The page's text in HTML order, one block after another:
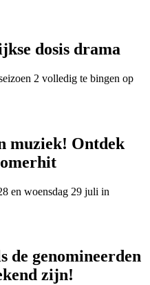
dosis drama
2 volledig te bingen op
muziek! Ontdek
en woensdag 29 juli in
de genomineerden
zijn!